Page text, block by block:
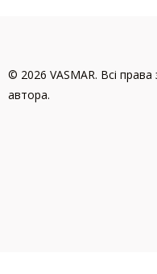
© 2026 VASMAR. Всі
автора.